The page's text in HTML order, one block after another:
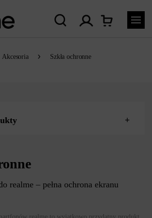
Akcesoria Szkła ochronne
realme – pełna ochrona ekranu